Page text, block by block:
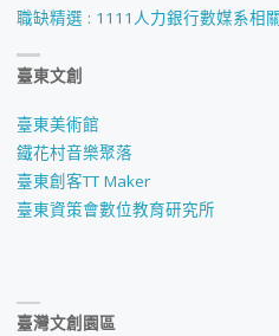
職缺精選 : 1111人力銀行數媒系相
臺東文創
臺東美術館
鐵花村音樂聚落
臺東創客TT Maker
臺東資策會數位教育研究所
臺灣文創園區